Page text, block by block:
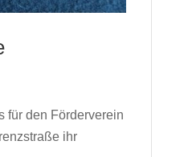
für den Förderverein
ihr